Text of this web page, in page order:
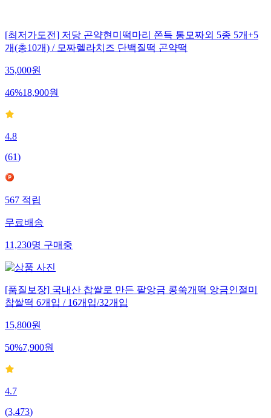
[최저가도전] 저당 곤약현미떡마리 쫀득 통모짜외 5종 5개+5
개(총10개) / 모짜렐라치즈 단백질떡 곤약떡
35,000원
46%18,900원
4.8
(61)
567 적립
무료배송
11,230명 구매중
[품질보장] 국내산 찹쌀로 만든 팥앙금 콩쑥개떡 앙금인절미
찹쌀떡 6개입 / 16개입/32개입
15,800원
50%7,900원
4.7
(3,473)